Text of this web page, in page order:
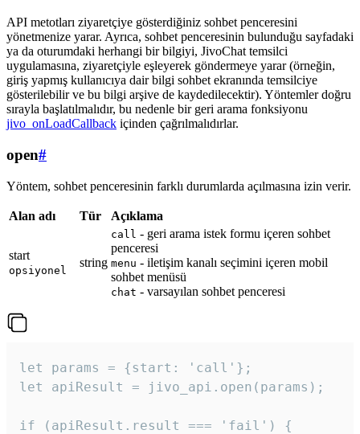
API metotları ziyaretçiye gösterdiğiniz sohbet penceresini
yönetmenize yarar. Ayrıca, sohbet penceresinin bulunduğu sayfadaki
ya da oturumdaki herhangi bir bilgiyi, JivoChat temsilci
uygulamasına, ziyaretçiyle eşleyerek göndermeye yarar (örneğin,
giriş yapmış kullanıcıya dair bilgi sohbet ekranında temsilciye
gösterilebilir ve bu bilgi arşive de kaydedilecektir). Yöntemler doğru
sırayla başlatılmalıdır, bu nedenle bir geri arama fonksiyonu
jivo_onLoadCallback içinden çağrılmalıdırlar.
open#
Yöntem, sohbet penceresinin farklı durumlarda açılmasına izin verir.
Alan adı Tür Açıklama
start
opsiyonel
string
call - geri arama istek formu içeren sohbet
penceresi
menu - iletişim kanalı seçimini içeren mobil
sohbet menüsü
chat - varsayılan sohbet penceresi
let params = {start: 'call'};
let apiResult = jivo_api.open(params);
if (apiResult.result === 'fail') {